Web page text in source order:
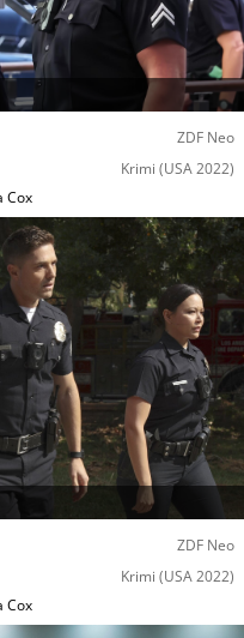
ZDF Neo
Krimi (USA 2022)
Cox
ZDF Neo
Krimi (USA 2022)
Cox